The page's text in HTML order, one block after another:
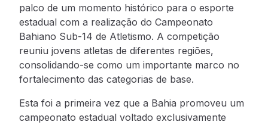
palco de um momento histórico para o esporte
estadual com a realização do Campeonato
Bahiano Sub-14 de Atletismo. A competição
reuniu jovens atletas de diferentes regiões,
consolidando-se como um importante marco no
fortalecimento das categorias de base.
Esta foi a primeira vez que a Bahia promoveu um
campeonato estadual voltado exclusivamente